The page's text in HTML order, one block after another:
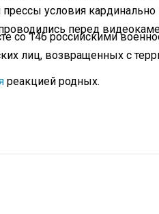
условия кардинально
перед
со 146 российскими
лиц, возвращенных с
реакцией родных.